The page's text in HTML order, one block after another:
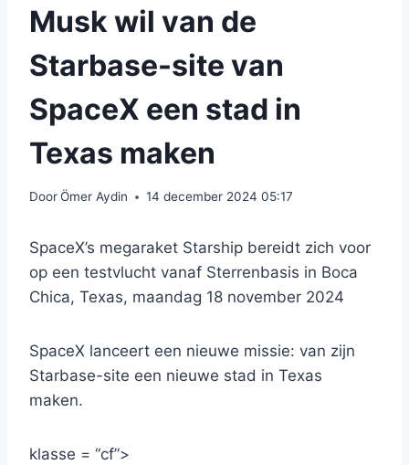
Musk wil van de
Starbase-site van
SpaceX een stad in
Texas maken
DoorÖmer Aydin 14 december 2024 05:17
SpaceX’s megaraket Starship bereidt zich voor
op een testvlucht vanaf Sterrenbasis in Boca
Chica, Texas, maandag 18 november 2024
SpaceX lanceert een nieuwe missie: van zijn
Starbase-site een nieuwe stad in Texas
maken.
klasse = “cf”>